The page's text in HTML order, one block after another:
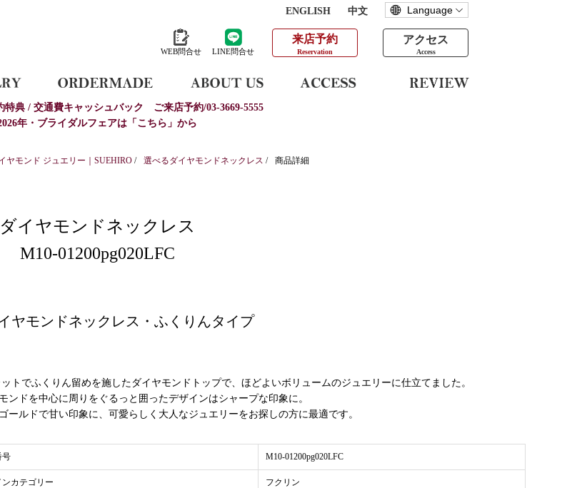
ENGLISH 中文
WEB問合せ LINE問合せ
来店予約
Reservation
アクセス
Access
特典 / 交通費キャッシュバック
ご来店予約/03-3669-5555
年・ブライダルフェアは「こちら」から
ヤモンド ジュエリー｜SUEHIRO / 選べるダイヤモンドネックレス / 商品詳細
ダイヤモンドネックレス
M10-01200pg020LFC
ヤモンドネックレス・ふくりんタイプ
トでふくりん留めを施したダイヤモンドトップで、ほどよいボリュームのジュエリーに仕立てました。
ンドを中心に周りをぐるっと囲ったデザインはシャープな印象に。
ールドで甘い印象に、可愛らしく大人なジュエリーをお探しの方に最適です。
号 M10-01200pg020LFC
カテゴリー フクリン